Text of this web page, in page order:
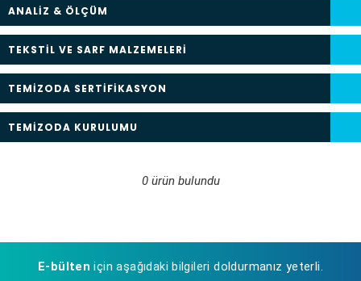
ANALİZ & ÖLÇÜM
TEKSTİL VE SARF MALZEMELERİ
TEMİZODA SERTİFİKASYON
TEMİZODA KURULUMU
0 ürün bulundu
E-bülten için aşağıdaki bilgileri doldurmanız yeterli.